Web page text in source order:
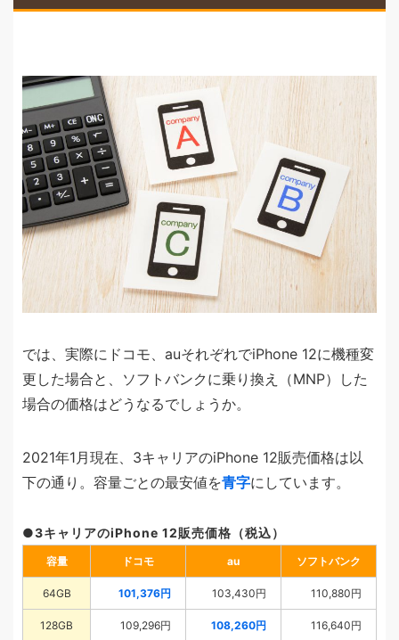
では、実際にドコモ、auそれぞれでiPhone 12に機種変
更した場合と、ソフトバンクに乗り換え（MNP）した
場合の価格はどうなるでしょうか。
2021年1月現在、3キャリアのiPhone 12販売価格は以
下の通り。容量ごとの最安値を青字にしています。
3キャリアのiPhone 12販売価格（税込）
容量 ドコモ au ソフトバンク
64GB 101,376円 103,430円 110,880円
128GB 109,296円 108,260円 116,640円